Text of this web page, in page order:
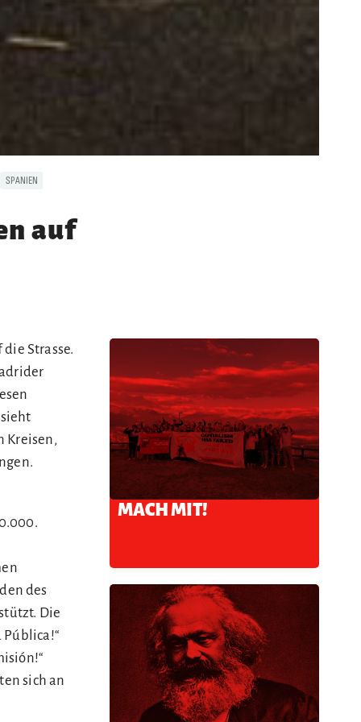
SPANIEN
auf
Strasse.
Kreisen,
des
Die
sich an
MACH MIT!